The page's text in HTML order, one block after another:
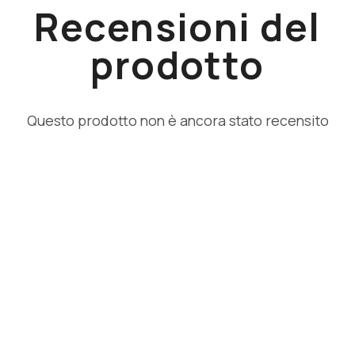
Recensioni del
prodotto
Questo prodotto non è ancora stato recensito